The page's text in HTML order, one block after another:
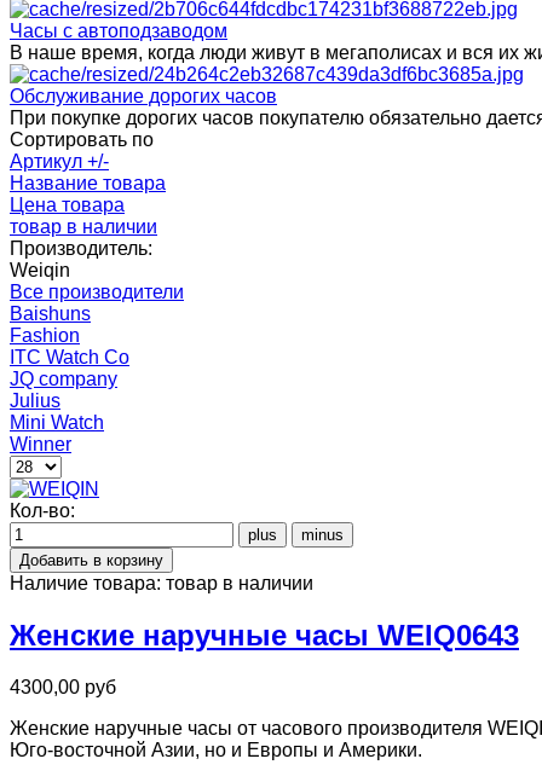
Часы с автоподзаводом
В наше время, когда люди живут в мегаполисах и вся
Обслуживание дорогих часов
При покупке дорогих часов покупателю обязательно
Сортировать по
Артикул +/-
Название товара
Цена товара
товар в наличии
Производитель:
Weiqin
Все производители
Baishuns
Fashion
ITC Watch Co
JQ company
Julius
Mini Watch
Winner
Кол-во:
Наличие товара: товар в наличии
Женские наручные часы WEIQ0643
4300,00 руб
Женские наручные часы от часового производителя
Юго-восточной Азии, но и Европы и Америки.